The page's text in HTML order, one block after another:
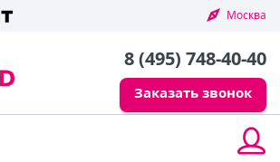
Москва
8 (495) 748-40-40
Заказать звонок